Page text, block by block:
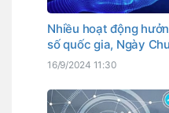
Nhiều hoạt động
số quốc gia, Ngày
Thuận
16/9/2024 11:30